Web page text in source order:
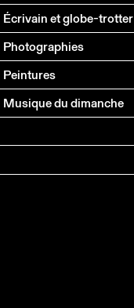
Écrivain et globe-trotter
Photographies
Peintures
Musique du dimanche